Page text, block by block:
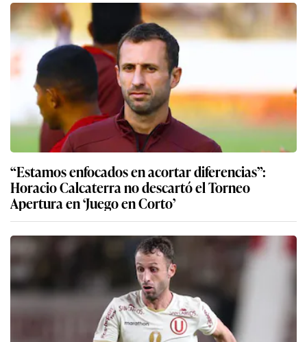
“Estamos enfocados en acortar diferencias”:
Horacio Calcaterra no descartó el Torneo
Apertura en ‘Juego en Corto’